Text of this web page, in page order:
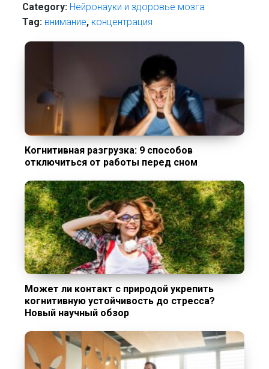
Category: Нейронауки и здоровье мозга
Tag: внимание, концентрация
Когнитивная разгрузка: 9 способов
отключиться от работы перед сном
Может ли контакт с природой укрепить
когнитивную устойчивость до стресса?
Новый научный обзор